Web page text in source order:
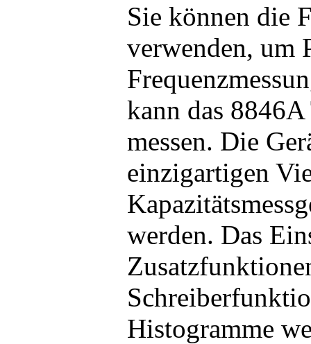
Sie können die
verwenden, um
kann das
messen. Die
einzigartigen
werden. Das
Histogramme